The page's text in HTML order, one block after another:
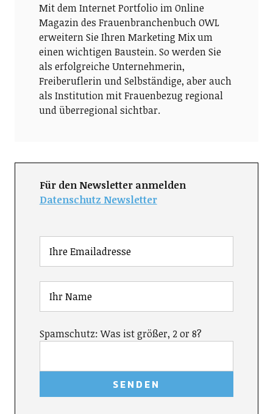
Mit dem Internet Portfolio im Online
Magazin des Frauenbranchenbuch OWL
erweitern Sie Ihren Marketing Mix um
einen wichtigen Baustein. So werden Sie
als erfolgreiche Unternehmerin,
Freiberuflerin und Selbständige, aber auch
als Institution mit Frauenbezug regional
und überregional sichtbar.
Für den Newsletter anmelden
Datenschutz Newsletter
Spamschutz: Was ist größer, 2 or 8?